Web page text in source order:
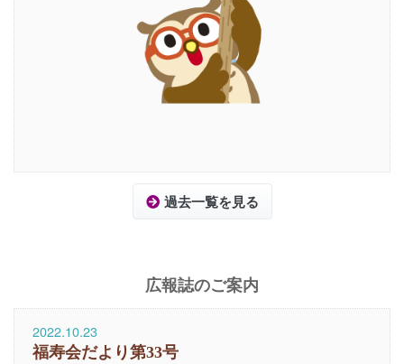
過去一覧を見る
広報誌のご案内
2022.10.23
福寿会だより第33号